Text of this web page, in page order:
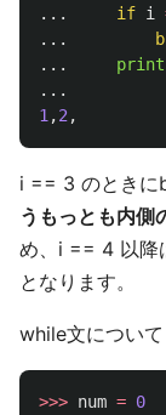
...
if i
...
...
print
...
1 ,2 ,
i == 3 のときに
うもっとも内
め、i == 4 以降
となります。
while文について
>>> num = 0